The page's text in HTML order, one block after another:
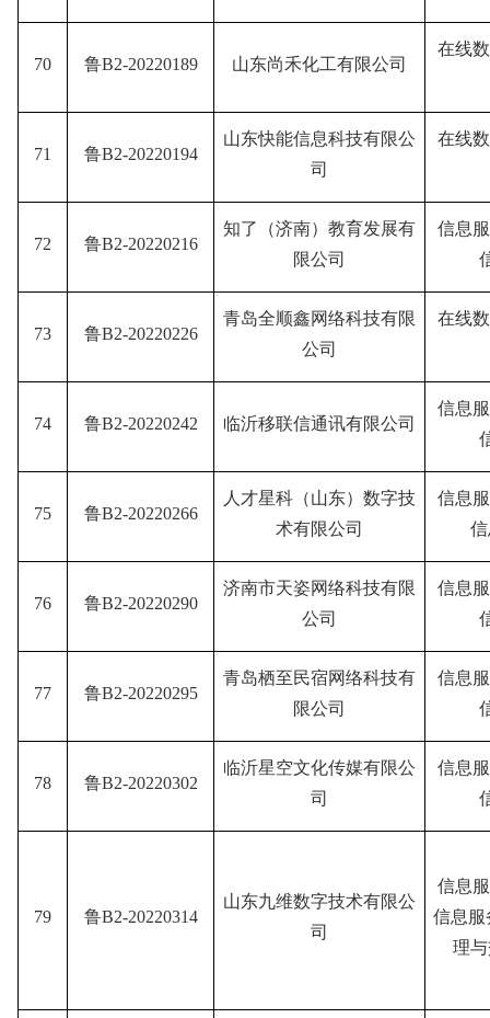
70 鲁B2-20220189 山东尚禾化工有限公司
在线
71 鲁B2-20220194
山东快能信息科技有限公
司
在线
72 鲁B2-20220216
知了（济南）教育发展有
限公司
信息
73 鲁B2-20220226
青岛全顺鑫网络科技有限
公司
在线
74 鲁B2-20220242 临沂移联信通讯有限公司
信息
75 鲁B2-20220266
人才星科（山东）数字技
术有限公司
信息
76 鲁B2-20220290
济南市天姿网络科技有限
公司
信息
77 鲁B2-20220295
青岛栖至民宿网络科技有
限公司
信息
78 鲁B2-20220302
临沂星空文化传媒有限公
司
信息
79 鲁B2-20220314
山东九维数字技术有限公
司
信息
信息服
理